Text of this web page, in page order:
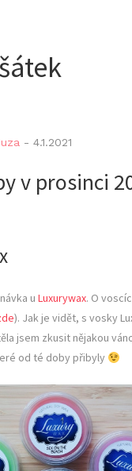
šátek
- 4.1.2021
v prosinci
u Luxurywax. O
). Jak je vidět, s vosky
jsem zkusit nějakou
od té doby přibyly